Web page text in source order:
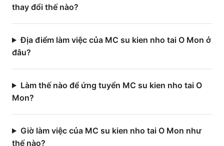
thay đổi thế nào?
Địa điểm làm việc của MC su kien nho tai O Mon ở
đâu?
Làm thế nào để ứng tuyển MC su kien nho tai O
Mon?
Giờ làm việc của MC su kien nho tai O Mon như
thế nào?